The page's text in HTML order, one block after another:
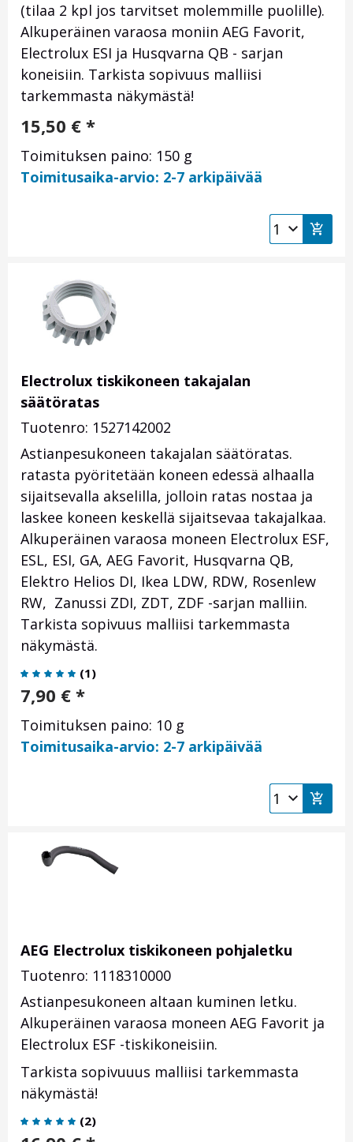
(tilaa 2 kpl jos tarvitset molemmille puolille).
Alkuperäinen varaosa moniin AEG Favorit,
Electrolux ESI ja Husqvarna QB - sarjan
koneisiin. Tarkista sopivuus malliisi
tarkemmasta näkymästä!
15,50 € *
Toimituksen paino: 150 g
Toimitusaika-arvio: 2-7 arkipäivää
Electrolux tiskikoneen takajalan
säätöratas
Tuotenro: 1527142002
Astianpesukoneen takajalan säätöratas.
ratasta pyöritetään koneen edessä alhaalla
sijaitsevalla akselilla, jolloin ratas nostaa ja
laskee koneen keskellä sijaitsevaa takajalkaa.
Alkuperäinen varaosa moneen Electrolux ESF,
ESL, ESI, GA, AEG Favorit, Husqvarna QB,
Elektro Helios DI, Ikea LDW, RDW, Rosenlew
RW, Zanussi ZDI, ZDT, ZDF -sarjan malliin.
Tarkista sopivuus malliisi tarkemmasta
näkymästä.
(1)
7,90 € *
Toimituksen paino: 10 g
Toimitusaika-arvio: 2-7 arkipäivää
AEG Electrolux tiskikoneen pohjaletku
Tuotenro: 1118310000
Astianpesukoneen altaan kuminen letku.
Alkuperäinen varaosa moneen AEG Favorit ja
Electrolux ESF -tiskikoneisiin.
Tarkista sopivuuus malliisi tarkemmasta
näkymästä!
(2)